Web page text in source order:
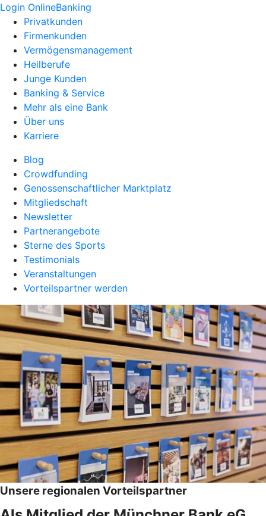
Login OnlineBanking
Privatkunden
Firmenkunden
Vermögensmanagement
Heilberufe
Junge Kunden
Banking & Service
Mehr als eine Bank
Über uns
Karriere
Blog
Crowdfunding
Genossenschaftlicher Marktplatz
Mitgliedschaft
Newsletter
Partnerangebote
Sterne des Sports
Testimonials
Veranstaltungen
Vorteilspartner werden
Unsere regionalen Vorteilspartner